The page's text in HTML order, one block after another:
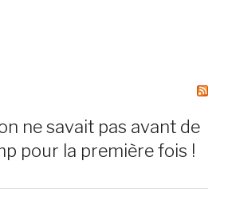
ne savait pas avant de
pour la première fois !